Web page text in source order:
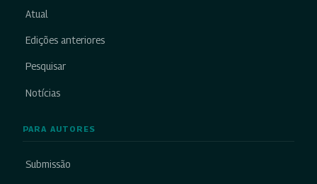
Atual
Edições anteriores
Pesquisar
Notícias
PARA AUTORES
Submissão